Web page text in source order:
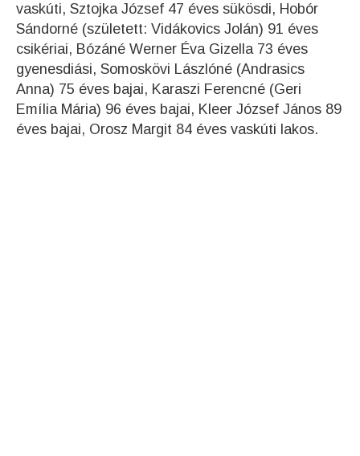
vaskúti, Sztojka József 47 éves sükösdi, Hobór
Sándorné (született: Vidákovics Jolán) 91 éves
csikériai, Bózáné Werner Éva Gizella 73 éves
gyenesdiási, Somoskövi Lászlóné (Andrasics
Anna) 75 éves bajai, Karaszi Ferencné (Geri
Emília Mária) 96 éves bajai, Kleer József János 89
éves bajai, Orosz Margit 84 éves vaskúti lakos.